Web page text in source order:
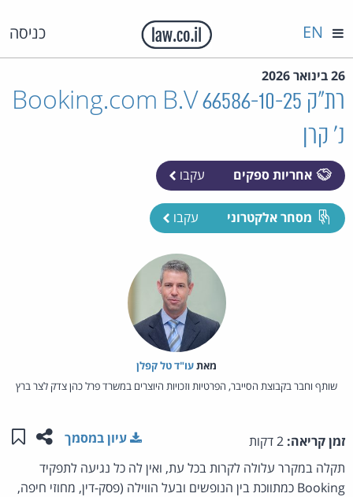
כניסה EN
26 בינואר 2026
רת"ק 66586-10-25 Booking.com B.V
נ' קרן
אחריות ספקים עקבו
מסחר אלקטרוני עקבו
מאת‏עו"ד טל קפלן
שותף וחבר בקבוצת הסייבר, הפרטיות וזכויות היוצרים במשרד פרל כהן צדק לצר ברץ
זמן קריאה: שתפו
עיון במסמך
תקלה במקרר עלולה לקרות בכל עת, ואין לה כל נגיעה לתפקיד
Booking כמתווכת בין הנופשים ובעל הווילה (פסק-דין, מחוזי חיפה,